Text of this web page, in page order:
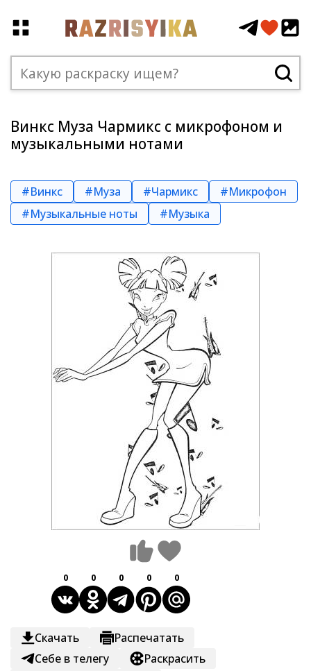
Винкс Муза Чармикс с микрофоном и
музыкальными нотами
#Винкс #Муза #Чармикс
#Микрофон
#Музыкальные ноты
#Музыка
0 0 0 0 0
Скачать
Распечатать
Себе в телегу
Раскрасить